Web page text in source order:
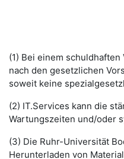
(1) Bei einem
nach den gesetzlichen
soweit keine
(2) IT.Services kann die
Wartungszeiten und/oder
(3) Die Ruhr-Universität
Herunterladen von